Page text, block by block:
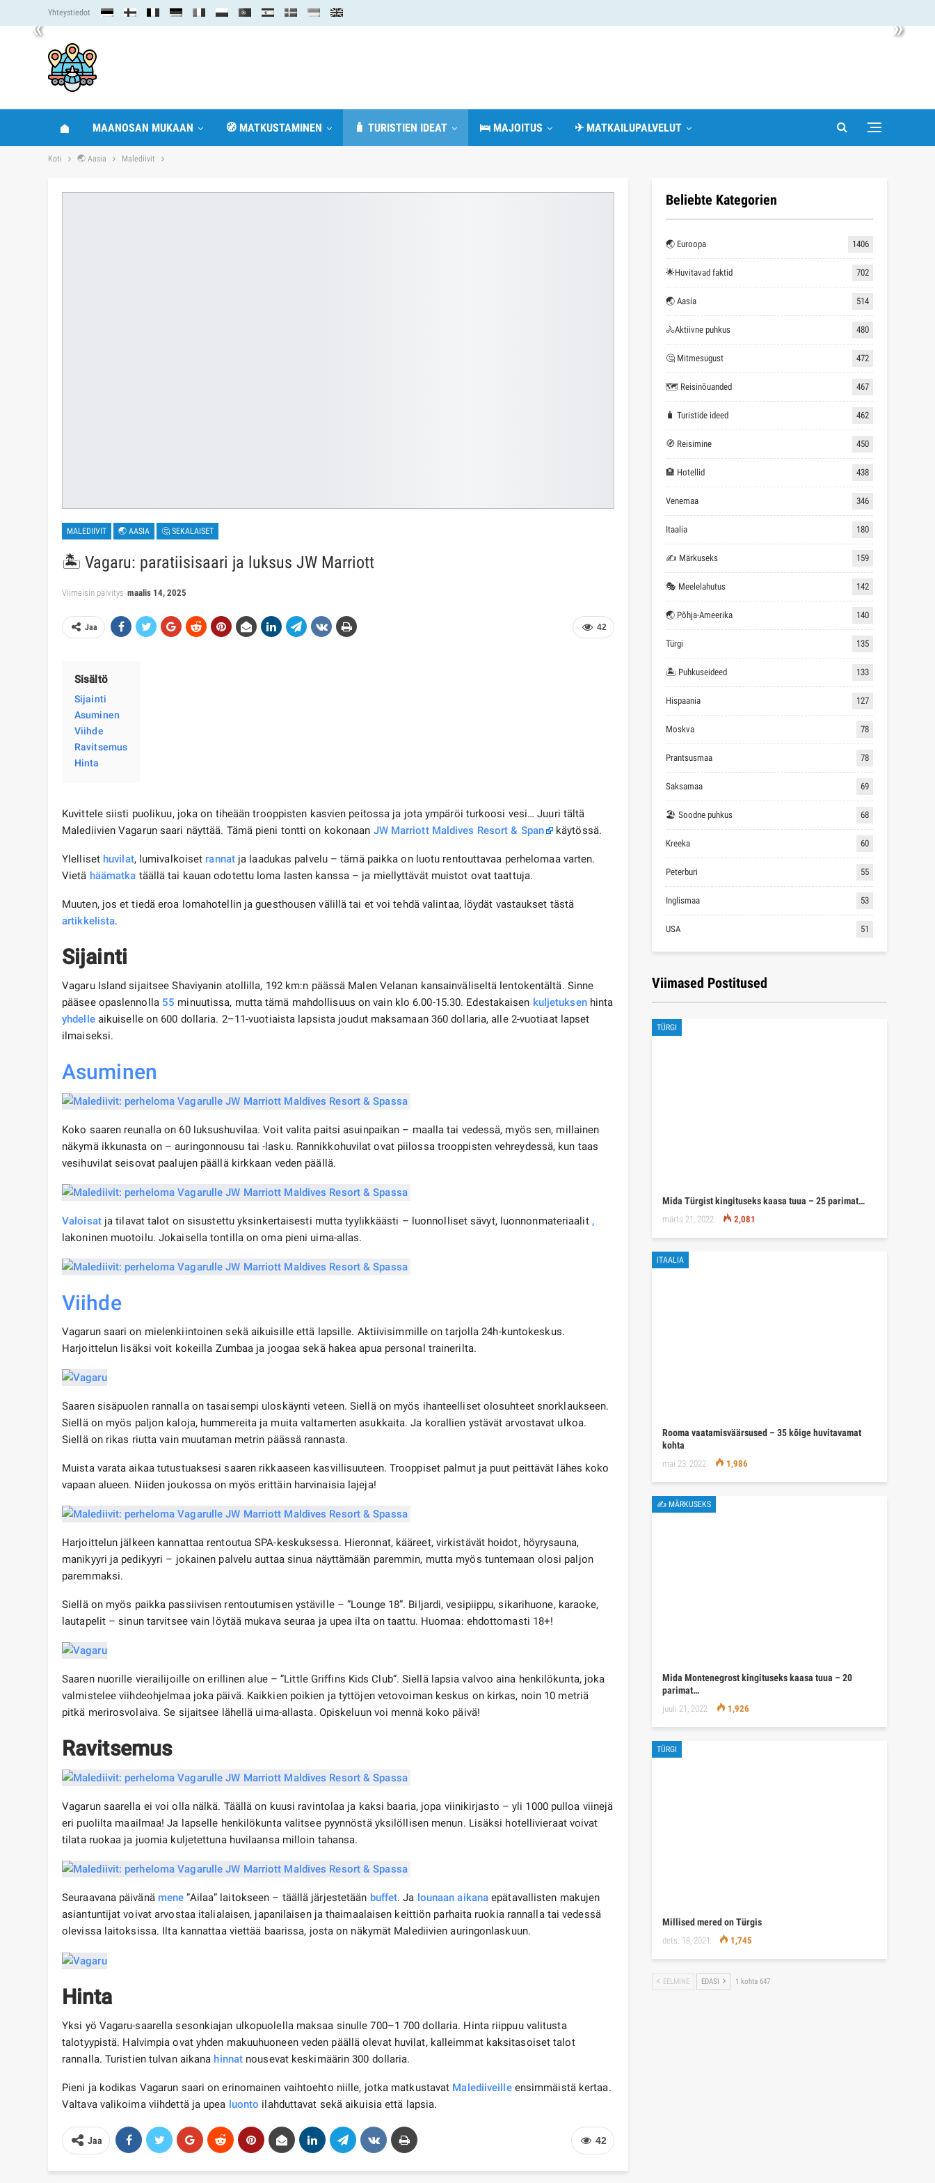
« »
Yhteystiedot
MAANOSAN MUKAAN 🧭 MATKUSTAMINEN 🧳 TURISTIEN IDEAT 🛌 MAJOITUS ✈ MATKAILUPALVELUT
Koti 🌏 Aasia Malediivit
MALEDIIVIT 🌏 AASIA 🤔 SEKALAISET
🏝️ Vagaru: paratiisisaari ja luksus JW Marriott
Viimeisin päivitys maalis 14, 2025
42
Jaa
Sisältö
Sijainti
Asuminen
Viihde
Ravitsemus
Hinta
Kuvittele siisti puolikuu, joka on tiheään trooppisten kasvien peitossa ja jota ympäröi turkoosi vesi… Juuri tältä
Malediivien Vagarun saari näyttää. Tämä pieni tontti on kokonaan JW Marriott Maldives Resort & Span käytössä.
Ylelliset huvilat, lumivalkoiset rannatja laadukas palvelu – tämä paikka on luotu rentouttavaa perhelomaa varten.
Vietä häämatka täällä tai kauan odotettu loma lasten kanssa – ja miellyttävät muistot ovat taattuja.
Muuten, jos et tiedä eroa lomahotellin ja guesthousen välillä tai et voi tehdä valintaa, löydät vastaukset tästä
artikkelista.
Sijainti
Vagaru Island sijaitsee Shaviyanin atollilla, 192 km:n päässä Malen Velanan kansainväliseltä lentokentältä. Sinne
pääsee opaslennolla 55 minuutissa, mutta tämä mahdollisuus on vain klo 6.00-15.30. Edestakaisen kuljetuksenhinta
yhdelleaikuiselle on 600 dollaria. 2–11-vuotiaista lapsista joudut maksamaan 360 dollaria, alle 2-vuotiaat lapset
ilmaiseksi.
Asuminen
Koko saaren reunalla on 60 luksushuvilaa. Voit valita paitsi asuinpaikan – maalla tai vedessä, myös sen, millainen
näkymä ikkunasta on – auringonnousu tai -lasku. Rannikkohuvilat ovat piilossa trooppisten vehreydessä, kun taas
vesihuvilat seisovat paalujen päällä kirkkaan veden päällä.
Valoisatja tilavat talot on sisustettu yksinkertaisesti mutta tyylikkäästi – luonnolliset sävyt, luonnonmateriaalit ,
lakoninen muotoilu. Jokaisella tontilla on oma pieni uima-allas.
Viihde
Vagarun saari on mielenkiintoinen sekä aikuisille että lapsille. Aktiivisimmille on tarjolla 24h-kuntokeskus.
Harjoittelun lisäksi voit kokeilla Zumbaa ja joogaa sekä hakea apua personal trainerilta.
Saaren sisäpuolen rannalla on tasaisempi uloskäynti veteen. Siellä on myös ihanteelliset olosuhteet snorklaukseen.
Siellä on myös paljon kaloja, hummereita ja muita valtamerten asukkaita. Ja korallien ystävät arvostavat ulkoa.
Siellä on rikas riutta vain muutaman metrin päässä rannasta.
Muista varata aikaa tutustuaksesi saaren rikkaaseen kasvillisuuteen. Trooppiset palmut ja puut peittävät lähes koko
vapaan alueen. Niiden joukossa on myös erittäin harvinaisia ​​lajeja!
Harjoittelun jälkeen kannattaa rentoutua SPA-keskuksessa. Hieronnat, kääreet, virkistävät hoidot, höyrysauna,
manikyyri ja pedikyyri – jokainen palvelu auttaa sinua näyttämään paremmin, mutta myös tuntemaan olosi paljon
paremmaksi.
Siellä on myös paikka passiivisen rentoutumisen ystäville – ”Lounge 18”. Biljardi, vesipiippu, sikarihuone, karaoke,
lautapelit – sinun tarvitsee vain löytää mukava seuraa ja upea ilta on taattu. Huomaa: ehdottomasti 18+!
Saaren nuorille vierailijoille on erillinen alue – ”Little Griffins Kids Club”. Siellä lapsia valvoo aina henkilökunta, joka
valmistelee viihdeohjelmaa joka päivä. Kaikkien poikien ja tyttöjen vetovoiman keskus on kirkas, noin 10 metriä
pitkä merirosvolaiva. Se sijaitsee lähellä uima-allasta. Opiskeluun voi mennä koko päivä!
Ravitsemus
Vagarun saarella ei voi olla nälkä. Täällä on kuusi ravintolaa ja kaksi baaria, jopa viinikirjasto – yli 1000 pulloa viinejä
eri puolilta maailmaa! Ja lapselle henkilökunta valitsee pyynnöstä yksilöllisen menun. Lisäksi hotellivieraat voivat
tilata ruokaa ja juomia kuljetettuna huvilaansa milloin tahansa.
Seuraavana päivänä mene ”Ailaa” laitokseen – täällä järjestetään buffet. Ja lounaan aikana epätavallisten makujen
asiantuntijat voivat arvostaa italialaisen, japanilaisen ja thaimaalaisen keittiön parhaita ruokia rannalla tai vedessä
olevissa laitoksissa. Ilta kannattaa viettää baarissa, josta on näkymät Malediivien auringonlaskuun.
Hinta
Yksi yö Vagaru-saarella sesonkiajan ulkopuolella maksaa sinulle 700–1 700 dollaria. Hinta riippuu valitusta
talotyypistä. Halvimpia ovat yhden makuuhuoneen veden päällä olevat huvilat, kalleimmat kaksitasoiset talot
rannalla. Turistien tulvan aikana hinnat nousevat keskimäärin 300 dollaria.
Pieni ja kodikas Vagarun saari on erinomainen vaihtoehto niille, jotka matkustavat Malediiveilleensimmäistä kertaa.
Valtava valikoima viihdettä ja upea luonto ilahduttavat sekä aikuisia että lapsia.
42
Jaa
Beliebte Kategorien
🌏 Euroopa 1406
🌟Huvitavad faktid 702
🌏 Aasia 514
🚴Aktiivne puhkus 480
🤔 Mitmesugust 472
🗺 Reisinõuanded 467
🧳 Turistide ideed 462
🧭 Reisimine 450
🏨 Hotellid 438
Venemaa 346
Itaalia 180
✍ Märkuseks 159
🎭 Meelelahutus 142
🌏 Põhja-Ameerika 140
Türgi 135
🏝 Puhkuseideed 133
Hispaania 127
Moskva 78
Prantsusmaa 78
Saksamaa 69
🏖 Soodne puhkus 68
Kreeka 60
Peterburi 55
Inglismaa 53
USA 51
Viimased Postitused
TÜRGI
Mida Türgist kingituseks kaasa tuua – 25 parimat…
märts 21, 2022 2,081
ITAALIA
Rooma vaatamisväärsused – 35 kõige huvitavamat
kohta
mai 23, 2022 1,986
✍ MÄRKUSEKS
Mida Montenegrost kingituseks kaasa tuua – 20
parimat…
juuli 21, 2022 1,926
TÜRGI
Millised mered on Türgis
dets. 18, 2021 1,745
EELMINE EDASI 1 kohta 647